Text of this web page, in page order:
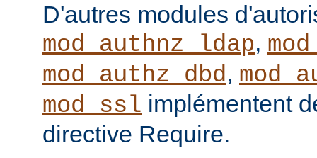
D'autres modules
mod_authnz_ldap,
mod_authz_dbd,
mod_ssl implémentent
directive Require.